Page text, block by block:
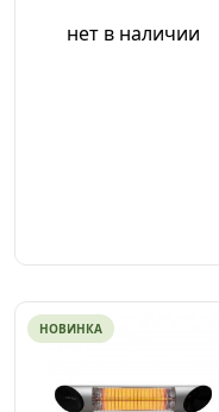
нет в наличии
НОВИНКА